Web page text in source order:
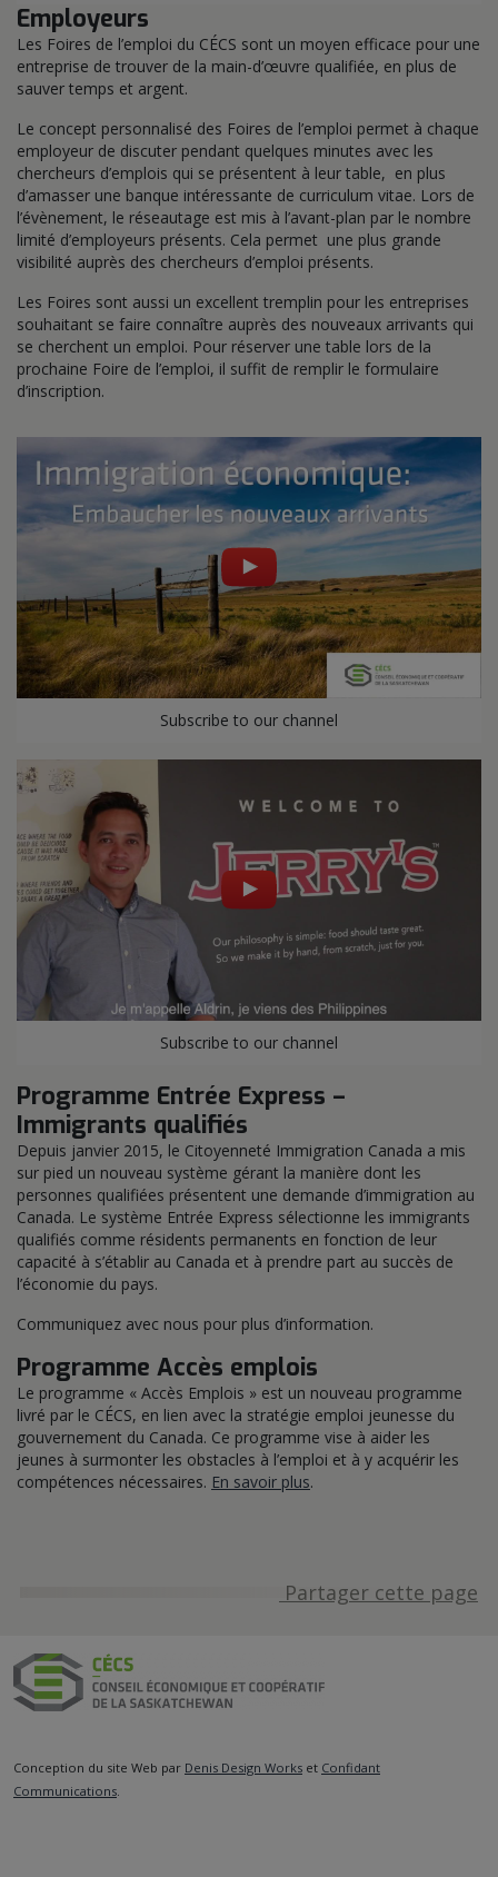
Employeurs
Les Foires de l’emploi du CÉCS sont un moyen efficace pour une
entreprise de trouver de la main-d’œuvre qualifiée, en plus de
sauver temps et argent.
Le concept personnalisé des Foires de l’emploi permet à chaque
employeur de discuter pendant quelques minutes avec les
chercheurs d’emplois qui se présentent à leur table, en plus
d’amasser une banque intéressante de curriculum vitae. Lors de
l’évènement, le réseautage est mis à l’avant-plan par le nombre
limité d’employeurs présents. Cela permet une plus grande
visibilité auprès des chercheurs d’emploi présents.
Les Foires sont aussi un excellent tremplin pour les entreprises
souhaitant se faire connaître auprès des nouveaux arrivants qui
se cherchent un emploi. Pour réserver une table lors de la
prochaine Foire de l’emploi, il suffit de remplir le formulaire
d’inscription.
Subscribe to our channel
Subscribe to our channel
Programme Entrée Express –
Immigrants qualifiés
Depuis janvier 2015, le Citoyenneté Immigration Canada a mis
sur pied un nouveau système gérant la manière dont les
personnes qualifiées présentent une demande d’immigration au
Canada. Le système Entrée Express sélectionne les immigrants
qualifiés comme résidents permanents en fonction de leur
capacité à s’établir au Canada et à prendre part au succès de
l’économie du pays.
Communiquez avec nous pour plus d’information.
Programme Accès emplois
Le programme « Accès Emplois » est un nouveau programme
livré par le CÉCS, en lien avec la stratégie emploi jeunesse du
gouvernement du Canada. Ce programme vise à aider les
jeunes à surmonter les obstacles à l’emploi et à y acquérir les
compétences nécessaires. En savoir plus.
Partager cette page
Conception du site Web par Denis Design Works et Confidant
Communications